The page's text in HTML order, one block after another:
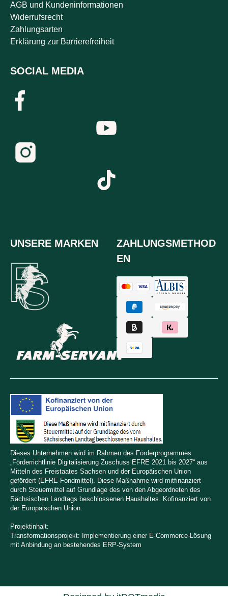
AGB und Kundeninformationen
Widerrufsrecht
Zahlungsarten
Erklärung zur Barrierefreiheit
SOCIAL MEDIA
UNSERE MARKEN
ZAHLUNGSMETHOD
EN
Dieses Unternehmen wird im Rahmen des Förderprogrammes
„Förderrichtlinie Digitalisierung Zuschuss EFRE 2021 bis 2027“ aus
Mitteln des Freistaates Sachsen und der Europäischen Union
gefördert (EFRE-Fondmittel). Diese Maßnahme wird mitfinanziert
durch Steuermittel auf Grundlage des von den Abgeordneten des
Sächsischen Landtags beschlossenen Haushaltes. Kofinanziert von
der Europäischen Union.
Projektinhalt:
Transformationsprojekt: Implementierung einer E-Commerce-Lösung
mit Anbindung an bestehendes ERP-System